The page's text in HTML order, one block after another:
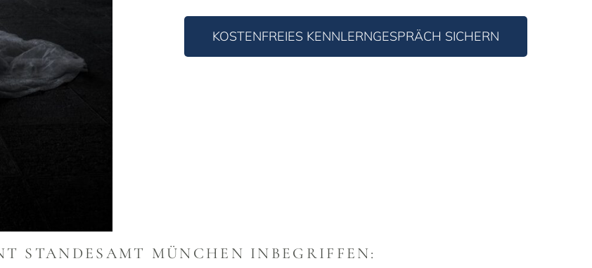
KOSTENFREIES KENNLERNGESPRÄCH SICHERN
STANDESAMT MÜNCHEN INBEGRIFFEN: